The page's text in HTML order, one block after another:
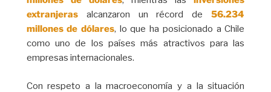
extranjerasalcanzaron un récord de56.234
millones de dólares, lo que ha posicionado a Chile
como uno de los países más atractivos para las
empresas internacionales.
Con respeto a la macroeconomía y a la situación